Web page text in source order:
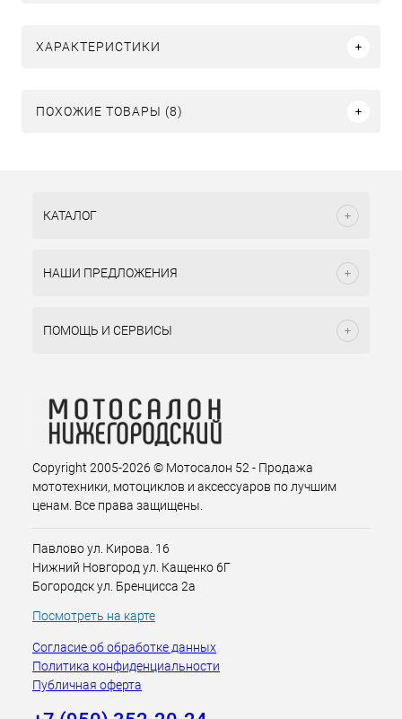
ХАРАКТЕРИСТИКИ
ПОХОЖИЕ ТОВАРЫ (8)
КАТАЛОГ
НАШИ ПРЕДЛОЖЕНИЯ
ПОМОЩЬ И СЕРВИСЫ
Copyright 2005-2026 © Мотосалон 52 - Продажа
мототехники, мотоциклов и аксессуаров по лучшим
ценам. Все права защищены.
Павлово ул. Кирова. 16
Нижний Новгород ул. Кащенко 6Г
Богородск ул. Бренцисса 2а
Посмотреть на карте
Согласие об обработке данных
Политика конфиденциальности
Публичная оферта